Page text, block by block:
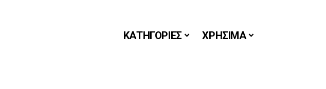
ΚΑΤΗΓΟΡΙΕΣ ΧΡΗΣΙΜΑ